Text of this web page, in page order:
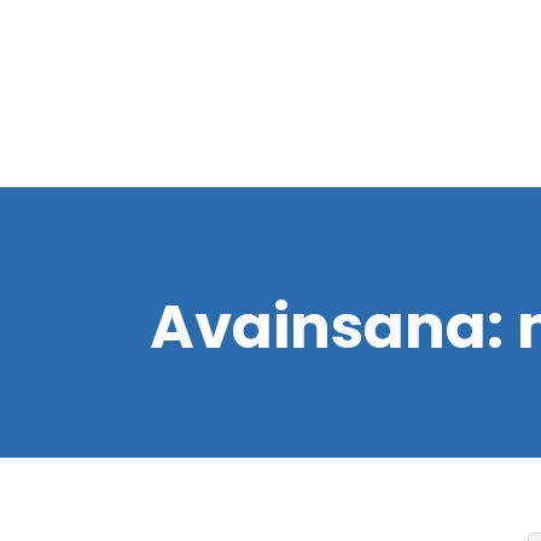
Avainsana: